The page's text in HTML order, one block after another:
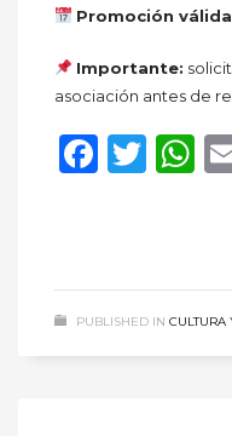
Promoción
Importante:
asociación antes de
PUBLISHED IN CULTURA